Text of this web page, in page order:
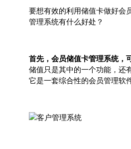
要想有效的利用储值卡做好会
管理系统有什么好处？
首先，会员储值卡管理系统，
储值只是其中的一个功能，还
它是一套综合性的会员管理软件